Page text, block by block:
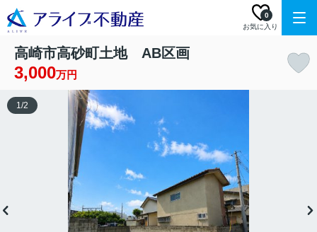
お気に入り
0
高崎市高砂町土地 AB区画
3,000万円
1/2